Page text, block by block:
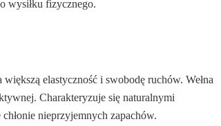
wysiłku fizycznego.
elastyczność i swobodę ruchów. Wełna
Charakteryzuje się naturalnymi
nieprzyjemnych zapachów.